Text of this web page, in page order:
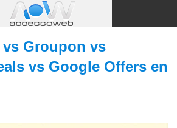
Groupon vs
vs Google Offers en